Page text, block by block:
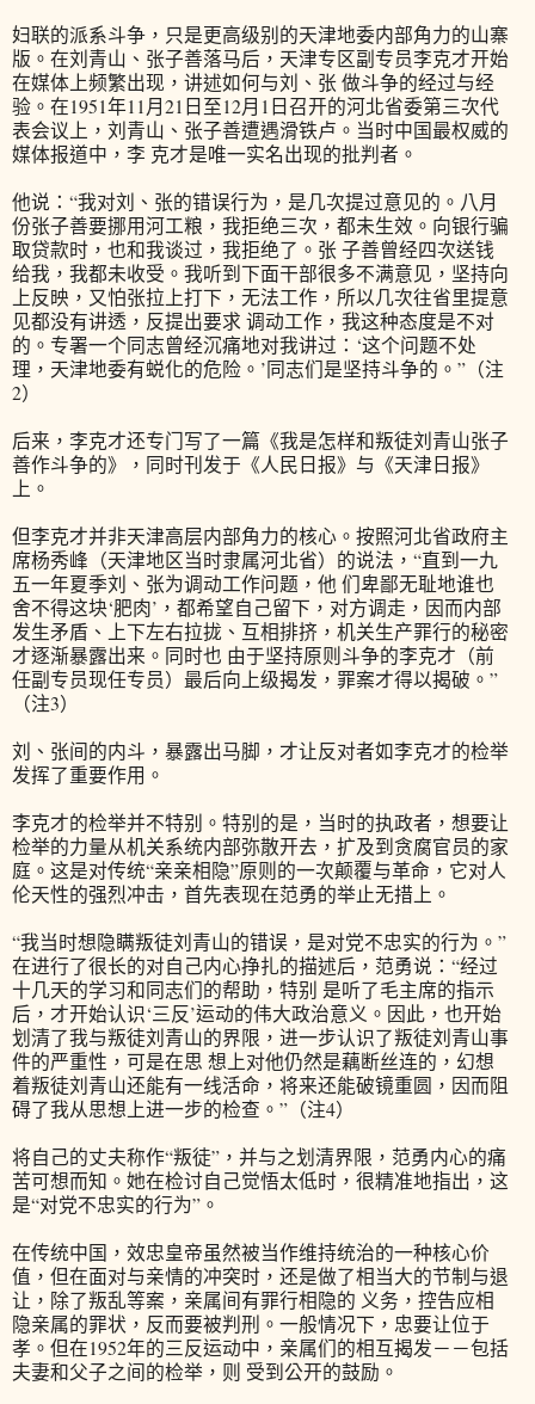
妇联的派系斗争，只是更高级别的天津地委内部角力的山寨
版。在刘青山、张子善落马后，天津专区副专员李克才开始
在媒体上频繁出现，讲述如何与刘、张 做斗争的经过与经
验。在1951年11月21日至12月1日召开的河北省委第三次代
表会议上，刘青山、张子善遭遇滑铁卢。当时中国最权威的
媒体报道中，李 克才是唯一实名出现的批判者。
他说：“我对刘、张的错误行为，是几次提过意见的。八月
份张子善要挪用河工粮，我拒绝三次，都未生效。向银行骗
取贷款时，也和我谈过，我拒绝了。张 子善曾经四次送钱
给我，我都未收受。我听到下面干部很多不满意见，坚持向
上反映，又怕张拉上打下，无法工作，所以几次往省里提意
见都没有讲透，反提出要求 调动工作，我这种态度是不对
的。专署一个同志曾经沉痛地对我讲过：‘这个问题不处
理，天津地委有蜕化的危险。’同志们是坚持斗争的。”（注
2）
后来，李克才还专门写了一篇《我是怎样和叛徒刘青山张子
善作斗争的》，同时刊发于《人民日报》与《天津日报》
上。
但李克才并非天津高层内部角力的核心。按照河北省政府主
席杨秀峰（天津地区当时隶属河北省）的说法，“直到一九
五一年夏季刘、张为调动工作问题，他 们卑鄙无耻地谁也
舍不得这块‘肥肉’，都希望自己留下，对方调走，因而内部
发生矛盾、上下左右拉拢、互相排挤，机关生产罪行的秘密
才逐渐暴露出来。同时也 由于坚持原则斗争的李克才（前
任副专员现任专员）最后向上级揭发，罪案才得以揭破。”
（注3）
刘、张间的内斗，暴露出马脚，才让反对者如李克才的检举
发挥了重要作用。
李克才的检举并不特别。特别的是，当时的执政者，想要让
检举的力量从机关系统内部弥散开去，扩及到贪腐官员的家
庭。这是对传统“亲亲相隐”原则的一次颠覆与革命，它对人
伦天性的强烈冲击，首先表现在范勇的举止无措上。
“我当时想隐瞒叛徒刘青山的错误，是对党不忠实的行为。”
在进行了很长的对自己内心挣扎的描述后，范勇说：“经过
十几天的学习和同志们的帮助，特别 是听了毛主席的指示
后，才开始认识‘三反’运动的伟大政治意义。因此，也开始
划清了我与叛徒刘青山的界限，进一步认识了叛徒刘青山事
件的严重性，可是在思 想上对他仍然是藕断丝连的，幻想
着叛徒刘青山还能有一线活命，将来还能破镜重圆，因而阻
碍了我从思想上进一步的检查。”（注4）
将自己的丈夫称作“叛徒”，并与之划清界限，范勇内心的痛
苦可想而知。她在检讨自己觉悟太低时，很精准地指出，这
是“对党不忠实的行为”。
在传统中国，效忠皇帝虽然被当作维持统治的一种核心价
值，但在面对与亲情的冲突时，还是做了相当大的节制与退
让，除了叛乱等案，亲属间有罪行相隐的 义务，控告应相
隐亲属的罪状，反而要被判刑。一般情况下，忠要让位于
孝。但在1952年的三反运动中，亲属们的相互揭发－－包括
夫妻和父子之间的检举，则 受到公开的鼓励。